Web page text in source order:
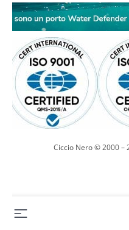
Ciccio Nero © 2000 –